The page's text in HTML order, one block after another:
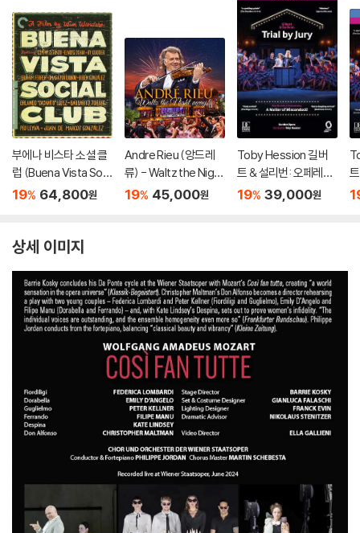
부에나 비스타 소셜 클
럽 (Buena Vista Soci
al Club - The Criterio
19% 64,800원
Andre Rieu (앙드레
류) - Waltz the Night
Away! [DVD]
19% 45,000원
Toby Hession 길버
트 & 설리번: 오페레타 `
배심재판` 외 (Gilbert
19% 39,000원
상세 이미지